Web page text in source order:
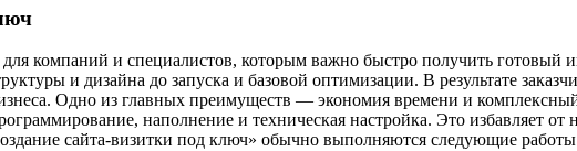
компаний и специалистов, которым важно быстро получить готовый
и дизайна до запуска и базовой оптимизации. В результате
Одно из главных преимуществ — экономия времени и
наполнение и техническая настройка. Это избавляет от
сайта-визитки под ключ» обычно выполняются следующие